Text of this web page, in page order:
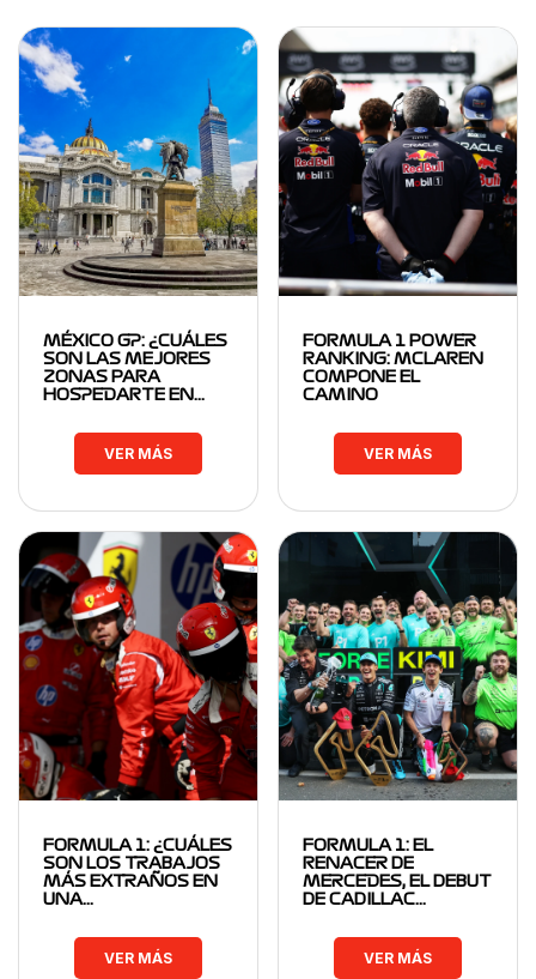
MÉXICO GP: ¿CUÁLES
SON LAS MEJORES
ZONAS PARA
HOSPEDARTE EN…
VER MÁS
FORMULA 1 POWER
RANKING: MCLAREN
COMPONE EL
CAMINO
VER MÁS
FORMULA 1: ¿CUÁLES
SON LOS TRABAJOS
MÁS EXTRAÑOS EN
UNA…
VER MÁS
FORMULA 1: EL
RENACER DE
MERCEDES, EL DEBUT
DE CADILLAC…
VER MÁS